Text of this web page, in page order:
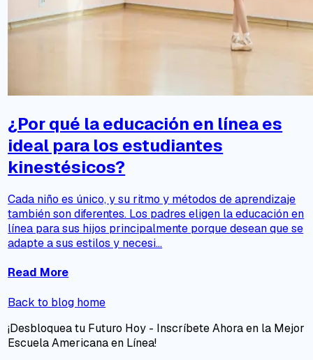
¿Por qué la educación en línea es
ideal para los estudiantes
kinestésicos?
Cada niño es único, y su ritmo y métodos de aprendizaje
también son diferentes. Los padres eligen la educación en
línea para sus hijos principalmente porque desean que se
adapte a sus estilos y necesi...
Read More
Back to blog home
¡Desbloquea tu Futuro Hoy - Inscríbete Ahora en la Mejor
Escuela Americana en Línea!